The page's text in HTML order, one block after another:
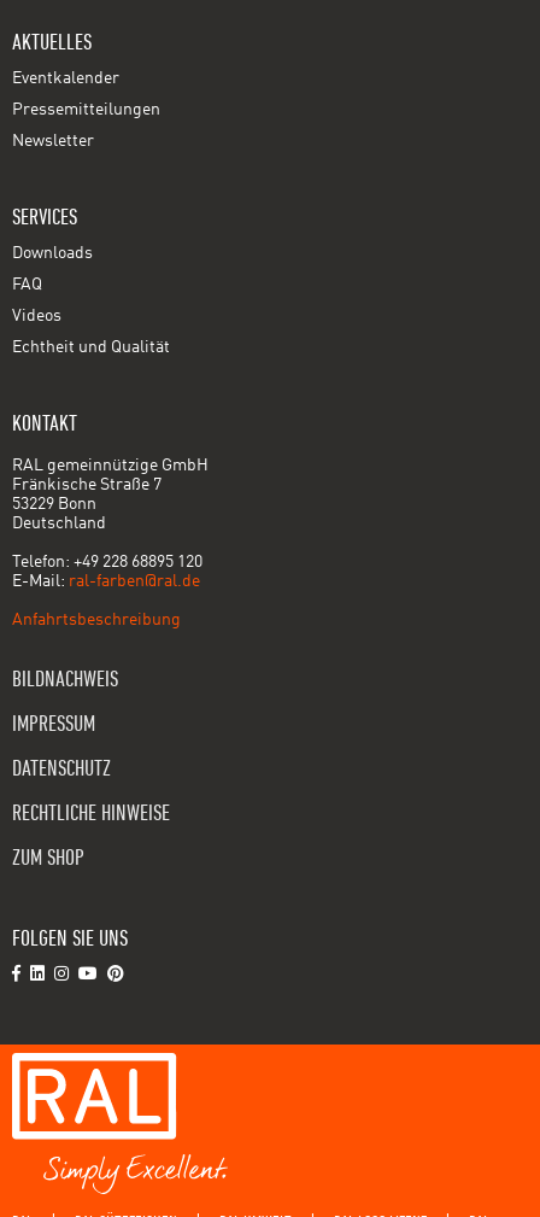
AKTUELLES
Eventkalender
Pressemitteilungen
Newsletter
SERVICES
Downloads
FAQ
Videos
Echtheit und Qualität
KONTAKT
RAL gemeinnützige GmbH
Fränkische Straße 7
53229 Bonn
Deutschland
Telefon: +49 228 68895 120
E-Mail: ral-farben@ral.de
Anfahrtsbeschreibung
BILDNACHWEIS
IMPRESSUM
DATENSCHUTZ
RECHTLICHE HINWEISE
ZUM SHOP
FOLGEN SIE UNS